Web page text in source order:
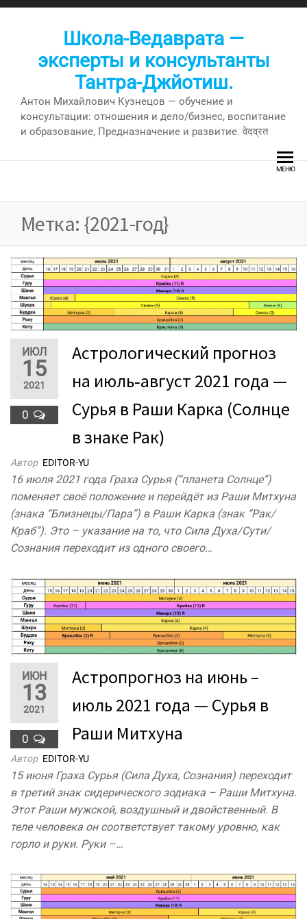
Перейти
Школа-Ведаврата —
эксперты и консультанты
Тантра-Джйотиш.
Антон Михайлович Кузнецов — обучение и
консультации: отношения и дело/бизнес, воспитание
и образование, Предназначение и развитие. वेदव्रत
МЕНЮ
Метка: {2021-год}
ИЮЛ
15
2021
0
Астрологический прогноз
на июль‐август 2021 года —
Сурья в Раши Карка (Солнце
в знаке Рак)
Автор EDITOR-YU
16 июля 2021 года Граха Сурья (“планета Солнце”)
поменяет своё положение и перейдёт из Раши Митхуна
(знака “Близнецы/Пара”) в Раши Карка (знак “Рак/
Краб”). Это – указание на то, что Сила Духа/Сути/
Сознания переходит из одного своего…
ИЮН
13
2021
0
Астропрогноз на июнь –
июль 2021 года — Сурья в
Раши Митхуна
Автор EDITOR-YU
15 июня Граха Сурья (Сила Духа, Сознания) переходит
в третий знак сидерического зодиака – Раши Митхуна.
Этот Раши мужской, воздушный и двойственный. В
теле человека он соответствует такому уровню, как
горло и руки. Руки –…